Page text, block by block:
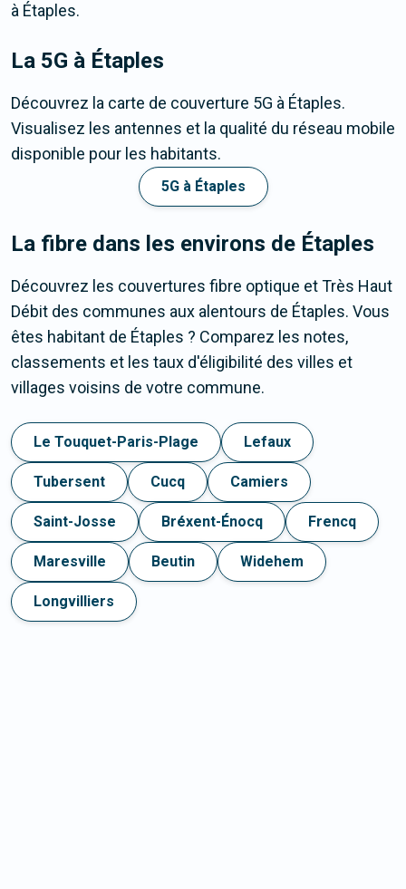
à Étaples.
La 5G à Étaples
Découvrez la carte de couverture 5G à Étaples.
Visualisez les antennes et la qualité du réseau mobile
disponible pour les habitants.
5G à Étaples
La fibre dans les environs de Étaples
Découvrez les couvertures fibre optique et Très Haut
Débit des communes aux alentours de Étaples. Vous
êtes habitant de Étaples ? Comparez les notes,
classements et les taux d'éligibilité des villes et
villages voisins de votre commune.
Le Touquet-Paris-Plage Lefaux
Tubersent Cucq Camiers
Saint-Josse Bréxent-Énocq Frencq
Maresville Beutin Widehem
Longvilliers